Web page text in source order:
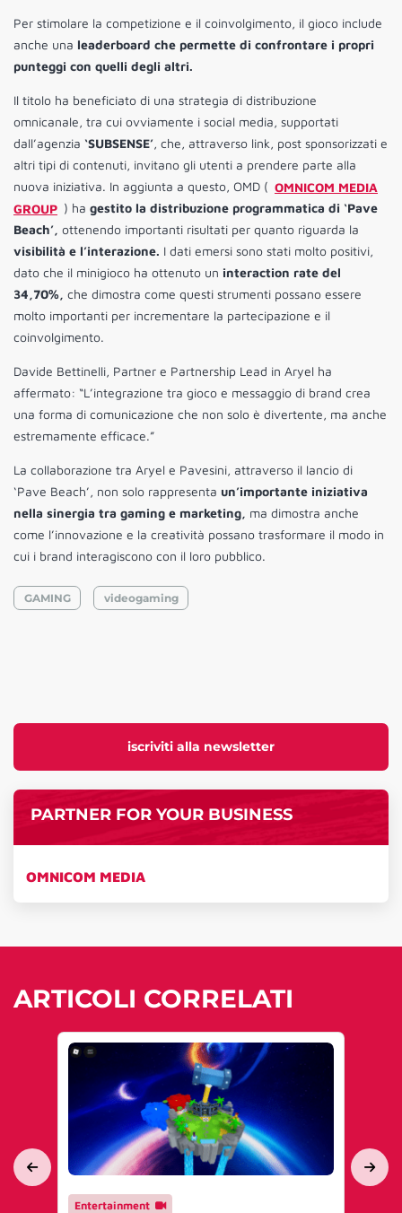
iscriviti alla newsletter
PARTNER FOR YOUR BUSINESS
OMNICOM MEDIA
Per stimolare la competizione e il coinvolgimento, il gioco include
anche una leaderboard che permette di confrontare i propri
punteggi con quelli degli altri.
Il titolo ha beneficiato di una strategia di distribuzione
omnicanale, tra cui ovviamente i social media, supportati
dall’agenzia ‘SUBSENSE’, che, attraverso link, post sponsorizzati e
altri tipi di contenuti, invitano gli utenti a prendere parte alla
nuova iniziativa. In aggiunta a questo, OMD ( OMNICOM MEDIA
GROUP ) ha gestito la distribuzione programmatica di ‘Pave
Beach’, ottenendo importanti risultati per quanto riguarda la
visibilità e l’interazione. I dati emersi sono stati molto positivi,
dato che il minigioco ha ottenuto un interaction rate del
34,70%, che dimostra come questi strumenti possano essere
molto importanti per incrementare la partecipazione e il
coinvolgimento.
Davide Bettinelli, Partner e Partnership Lead in Aryel ha
affermato: “L’integrazione tra gioco e messaggio di brand crea
una forma di comunicazione che non solo è divertente, ma anche
estremamente efficace.”
La collaborazione tra Aryel e Pavesini, attraverso il lancio di
‘Pave Beach’, non solo rappresenta un’importante iniziativa
nella sinergia tra gaming e marketing, ma dimostra anche
come l’innovazione e la creatività possano trasformare il modo in
cui i brand interagiscono con il loro pubblico.
GAMING videogaming
ARTICOLI CORRELATI
Entertainment